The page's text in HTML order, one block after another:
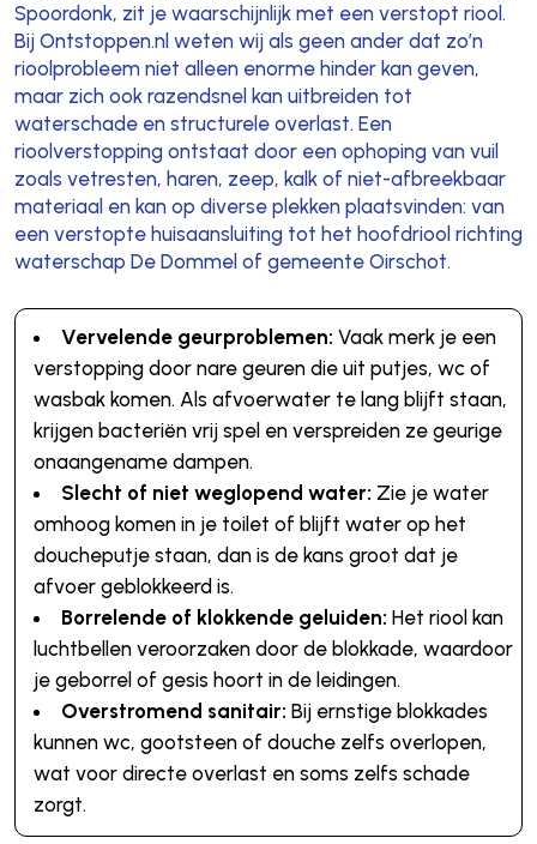
Spoordonk, zit je waarschijnlijk met een verstopt riool.
Bij Ontstoppen.nl weten wij als geen ander dat zo’n
rioolprobleem niet alleen enorme hinder kan geven,
maar zich ook razendsnel kan uitbreiden tot
waterschade en structurele overlast. Een
rioolverstopping ontstaat door een ophoping van vuil
zoals vetresten, haren, zeep, kalk of niet-afbreekbaar
materiaal en kan op diverse plekken plaatsvinden: van
een verstopte huisaansluiting tot het hoofdriool richting
waterschap De Dommel of gemeente Oirschot.
Vervelende geurproblemen: Vaak merk je een
verstopping door nare geuren die uit putjes, wc of
wasbak komen. Als afvoerwater te lang blijft staan,
krijgen bacteriën vrij spel en verspreiden ze geurige
onaangename dampen.
Slecht of niet weglopend water: Zie je water
omhoog komen in je toilet of blijft water op het
doucheputje staan, dan is de kans groot dat je
afvoer geblokkeerd is.
Borrelende of klokkende geluiden: Het riool kan
luchtbellen veroorzaken door de blokkade, waardoor
je geborrel of gesis hoort in de leidingen.
Overstromend sanitair: Bij ernstige blokkades
kunnen wc, gootsteen of douche zelfs overlopen,
wat voor directe overlast en soms zelfs schade
zorgt.